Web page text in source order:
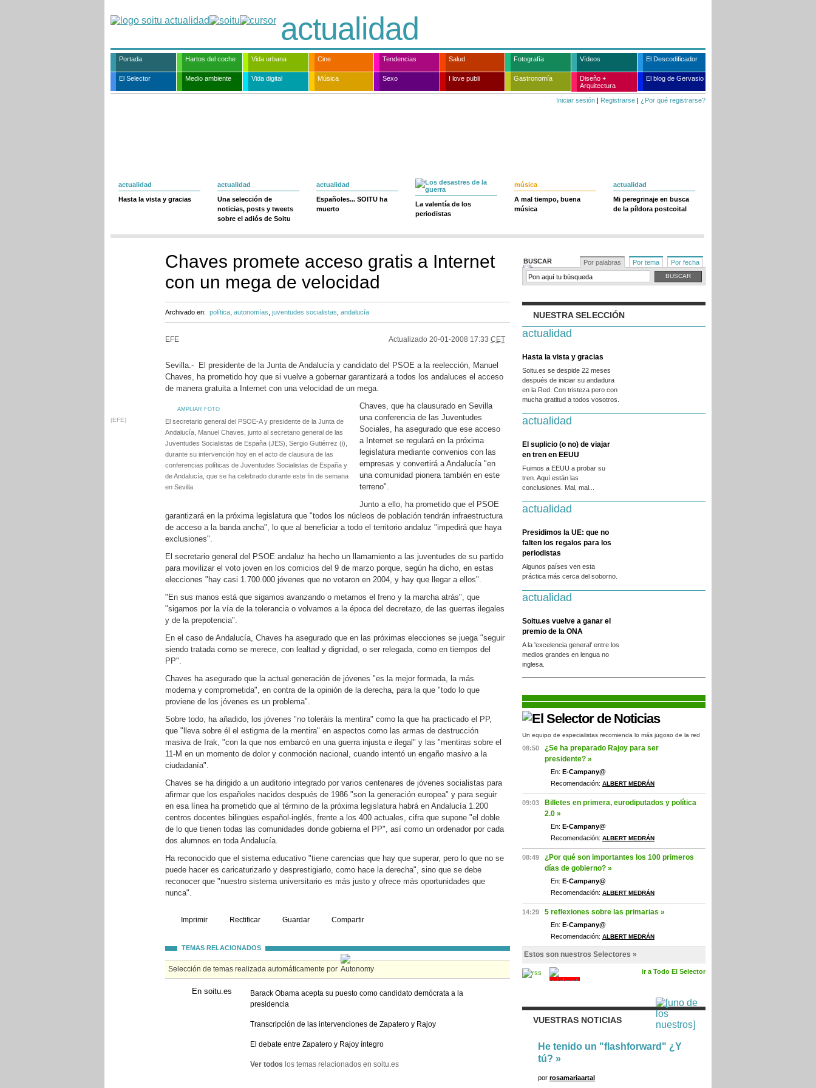
actualidad
Portada Hartos del coche Vida urbana Cine Tendencias Salud Fotografía Vídeos El Descodificador
El Selector Medio ambiente Vida digital Música Sexo I love publi Gastronomía
Diseño +
Arquitectura
El blog de Gervasio
Iniciar sesión | Registrarse | ¿Por qué registrarse?
actualidad
Hasta la vista y gracias
actualidad
Una selección de
noticias, posts y tweets
sobre el adiós de Soitu
actualidad
Españoles... SOITU ha
muerto
La valentía de los
periodistas
música
A mal tiempo, buena
música
actualidad
Mi peregrinaje en busca
de la píldora postcoital
Chaves promete acceso gratis a Internet
con un mega de velocidad
Archivado en: política autonomías juventudes socialistas andalucía
EFE Actualizado 20-01-2008 17:33 CET
Sevilla.- El presidente de la Junta de Andalucía y candidato del PSOE a la reelección, Manuel
Chaves, ha prometido hoy que si vuelve a gobernar garantizará a todos los andaluces el acceso
de manera gratuita a Internet con una velocidad de un mega.
AMPLIAR FOTO
(EFE)
El secretario general del PSOE-A y presidente de la Junta de
Andalucía, Manuel Chaves, junto al secretario general de las
Juventudes Socialistas de España (JES), Sergio Gutiérrez (i),
durante su intervención hoy en el acto de clausura de las
conferencias políticas de Juventudes Socialistas de España y
de Andalucía, que se ha celebrado durante este fin de semana
en Sevilla.
Chaves, que ha clausurado en Sevilla
una conferencia de las Juventudes
Sociales, ha asegurado que ese acceso
a Internet se regulará en la próxima
legislatura mediante convenios con las
empresas y convertirá a Andalucía "en
una comunidad pionera también en este
terreno".
Junto a ello, ha prometido que el PSOE
garantizará en la próxima legislatura que "todos los núcleos de población tendrán infraestructura
de acceso a la banda ancha", lo que al beneficiar a todo el territorio andaluz "impedirá que haya
exclusiones".
El secretario general del PSOE andaluz ha hecho un llamamiento a las juventudes de su partido
para movilizar el voto joven en los comicios del 9 de marzo porque, según ha dicho, en estas
elecciones "hay casi 1.700.000 jóvenes que no votaron en 2004, y hay que llegar a ellos".
"En sus manos está que sigamos avanzando o metamos el freno y la marcha atrás", que
"sigamos por la vía de la tolerancia o volvamos a la época del decretazo, de las guerras ilegales
y de la prepotencia".
En el caso de Andalucía, Chaves ha asegurado que en las próximas elecciones se juega "seguir
siendo tratada como se merece, con lealtad y dignidad, o ser relegada, como en tiempos del
PP".
Chaves ha asegurado que la actual generación de jóvenes "es la mejor formada, la más
moderna y comprometida", en contra de la opinión de la derecha, para la que "todo lo que
proviene de los jóvenes es un problema".
Sobre todo, ha añadido, los jóvenes "no toleráis la mentira" como la que ha practicado el PP,
que "lleva sobre él el estigma de la mentira" en aspectos como las armas de destrucción
masiva de Irak, "con la que nos embarcó en una guerra injusta e ilegal" y las "mentiras sobre el
11-M en un momento de dolor y conmoción nacional, cuando intentó un engaño masivo a la
ciudadanía".
Chaves se ha dirigido a un auditorio integrado por varios centenares de jóvenes socialistas para
afirmar que los españoles nacidos después de 1986 "son la generación europea" y para seguir
en esa línea ha prometido que al término de la próxima legislatura habrá en Andalucía 1.200
centros docentes bilingües español-inglés, frente a los 400 actuales, cifra que supone "el doble
de lo que tienen todas las comunidades donde gobierna el PP", así como un ordenador por cada
dos alumnos en toda Andalucía.
Ha reconocido que el sistema educativo "tiene carencias que hay que superar, pero lo que no se
puede hacer es caricaturizarlo y desprestigiarlo, como hace la derecha", sino que se debe
reconocer que "nuestro sistema universitario es más justo y ofrece más oportunidades que
nunca".
Imprimir Rectificar Guardar Compartir
TEMAS RELACIONADOS
Selección de temas realizada automáticamente por
En soitu.es
Barack Obama acepta su puesto como candidato demócrata a la
presidencia
Transcripción de las intervenciones de Zapatero y Rajoy
El debate entre Zapatero y Rajoy íntegro
Ver todos los temas relacionados en soitu.es
BUSCAR Por palabras Por tema Por fecha
NUESTRA SELECCIÓN
actualidad
Hasta la vista y gracias
Soitu.es se despide 22 meses
después de iniciar su andadura
en la Red. Con tristeza pero con
mucha gratitud a todos vosotros.
actualidad
El suplicio (o no) de viajar
en tren en EEUU
Fuimos a EEUU a probar su
tren. Aquí están las
conclusiones. Mal, mal...
actualidad
Presidimos la UE: que no
falten los regalos para los
periodistas
Algunos países ven esta
práctica más cerca del soborno.
actualidad
Soitu.es vuelve a ganar el
premio de la ONA
A la 'excelencia general' entre los
medios grandes en lengua no
inglesa.
Un equipo de especialistas recomienda lo más jugoso de la red
08:50
¿Se ha preparado Rajoy para ser
presidente? »
En: E-Campany@
Recomendación: ALBERT MEDRÁN
09:03
Billetes en primera, eurodiputados y política
2.0 »
En: E-Campany@
Recomendación: ALBERT MEDRÁN
08:49
¿Por qué son importantes los 100 primeros
días de gobierno? »
En: E-Campany@
Recomendación: ALBERT MEDRÁN
14:29 5 reflexiones sobre las primarias »
En: E-Campany@
Recomendación: ALBERT MEDRÁN
Estos son nuestros Selectores »
ir a Todo El Selector
VUESTRAS NOTICIAS
He tenido un "flashforward" ¿Y
tú? »
por rosamariaartal